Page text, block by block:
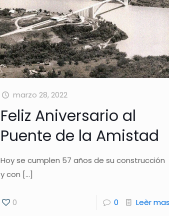
marzo 28, 2022
Feliz Aniversario al
Puente de la Amistad
Hoy se cumplen 57 años de su construcción
y con […]
0 0 Leèr mas